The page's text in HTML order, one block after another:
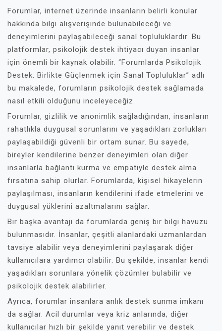
Forumlar, internet üzerinde insanların belirli konular
hakkında bilgi alışverişinde bulunabileceği ve
deneyimlerini paylaşabileceği sanal topluluklardır. Bu
platformlar, psikolojik destek ihtiyacı duyan insanlar
için önemli bir kaynak olabilir. “Forumlarda Psikolojik
Destek: Birlikte Güçlenmek için Sanal Topluluklar” adlı
bu makalede, forumların psikolojik destek sağlamada
nasıl etkili olduğunu inceleyeceğiz.
Forumlar, gizlilik ve anonimlik sağladığından, insanların
rahatlıkla duygusal sorunlarını ve yaşadıkları zorlukları
paylaşabildiği güvenli bir ortam sunar. Bu sayede,
bireyler kendilerine benzer deneyimleri olan diğer
insanlarla bağlantı kurma ve empatiyle destek alma
fırsatına sahip olurlar. Forumlarda, kişisel hikayelerin
paylaşılması, insanların kendilerini ifade etmelerini ve
duygusal yüklerini azaltmalarını sağlar.
Bir başka avantajı da forumlarda geniş bir bilgi havuzu
bulunmasıdır. İnsanlar, çeşitli alanlardaki uzmanlardan
tavsiye alabilir veya deneyimlerini paylaşarak diğer
kullanıcılara yardımcı olabilir. Bu şekilde, insanlar kendi
yaşadıkları sorunlara yönelik çözümler bulabilir ve
psikolojik destek alabilirler.
Ayrıca, forumlar insanlara anlık destek sunma imkanı
da sağlar. Acil durumlar veya kriz anlarında, diğer
kullanıcılar hızlı bir şekilde yanıt verebilir ve destek